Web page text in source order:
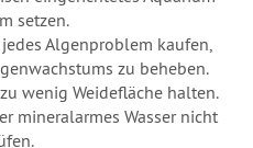
setzen.
Algenproblem kaufen,
zu beheben.
wenig Weidefläche halten.
mineralarmes Wasser nicht